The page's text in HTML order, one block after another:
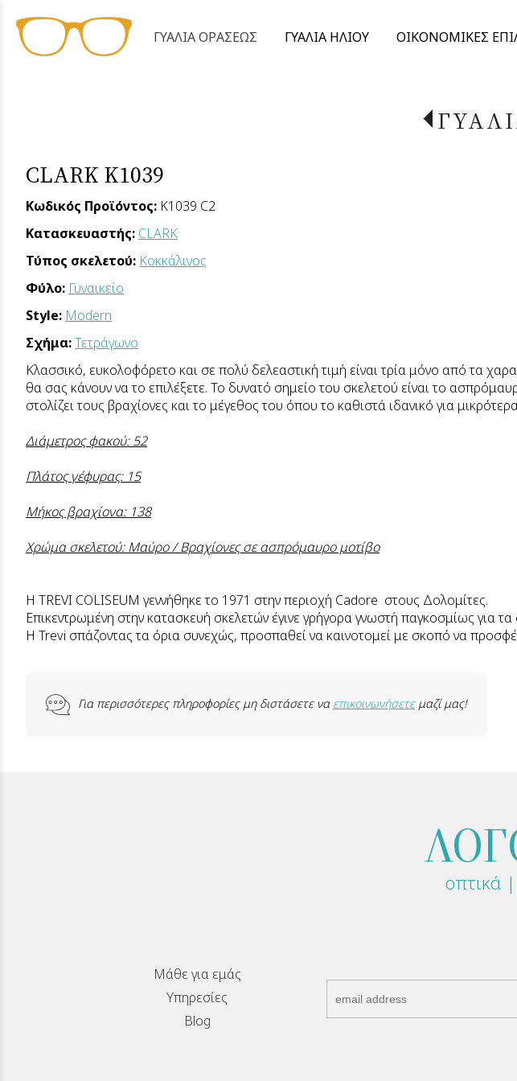
ΓΥΑΛΙΑ ΟΡΑΣΕΩΣ ΓΥΑΛΙΑ ΗΛΙΟΥ ΟΙΚΟΝΟΜΙΚΕΣ
CLARK K1039
Κωδικός Προϊόντος: K1039 C2
Κατασκευαστής: CLARK
Τύπος σκελετού: Κοκκάλινος
Φύλο: Γυναικείο
Style: Modern
Σχήμα:Τετράγωνο
Κλασσικό, ευκολοφόρετο και σε πολύ δελεαστική τιμή είναι τρία μόνο από τα
θα σας κάνουν να το επιλέξετε. Το δυνατό σημείο του σκελετού είναι το
στολίζει τους βραχίονες και το μέγεθος του όπου το καθιστά ιδανικό για
Διάμετρος φακού: 52
Πλάτος γέφυρας: 15
Μήκος βραχίονα: 138
Χρώμα σκελετού: Μαύρο / Βραχίονες σε ασπρόμαυρο μοτίβο
Η TREVI COLISEUM γεννήθηκε το 1971 στην περιοχή Cadore στους Δολομίτες.
Επικεντρωμένη στην κατασκευή σκελετών έγινε γρήγορα γνωστή παγκοσμίως για
Η Trevi σπάζοντας τα όρια συνεχώς, προσπαθεί να καινοτομεί με σκοπό να
Για περισσότερες πληροφορίες μη διστάσετε να επικοινωνήσετεμαζί μας!
οπτικά
Μάθε για εμάς
Υπηρεσίες
Blog